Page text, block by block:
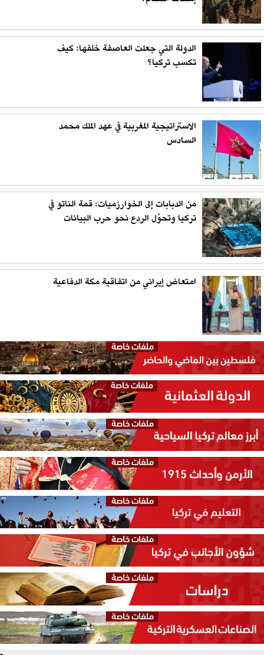
الدولة التي جعلت العاصفة خلفها: كيف
تكسب تركيا؟
الاستراتيجية المغربية في عهد الملك محمد
السادس
من الدبابات إلى الخوارزميات: قمة الناتو في
تركيا وتحوّل الردع نحو حرب البيانات
امتعاض إيراني من اتفاقية مكة الدفاعية